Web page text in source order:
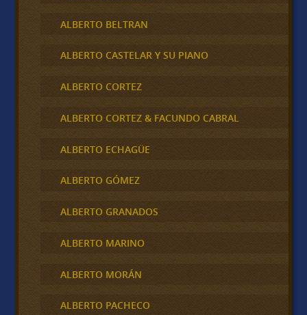
ALBERTO BELTRAN
ALBERTO CASTELAR Y SU PIANO
ALBERTO CORTEZ
ALBERTO CORTEZ & FACUNDO CABRAL
ALBERTO ECHAGÜE
ALBERTO GÓMEZ
ALBERTO GRANADOS
ALBERTO MARINO
ALBERTO MORÁN
ALBERTO PACHECO